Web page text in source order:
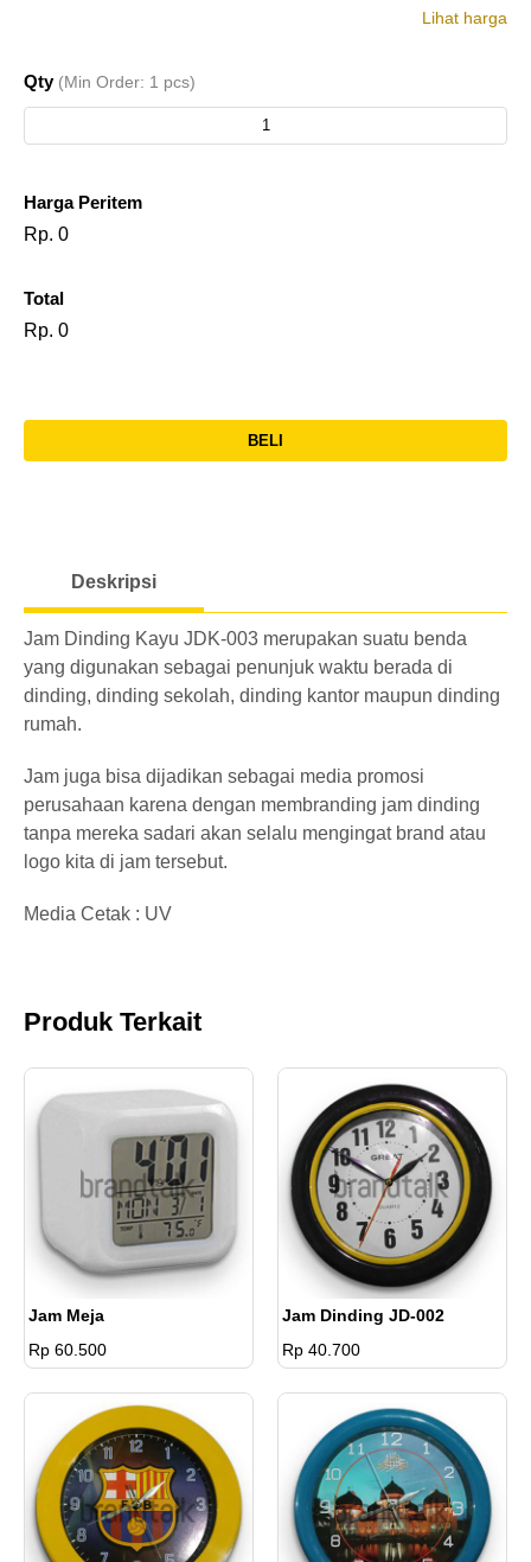
Lihat harga
UV
pcs
93.500
Qty (Min Order: 1 pcs)
Harga Peritem
Rp. 0
Total
Rp. 0
BELI
i
n
g
Deskripsi
Jam Dinding Kayu JDK-003 merupakan suatu benda
yang digunakan sebagai penunjuk waktu berada di
dinding, dinding sekolah, dinding kantor maupun dinding
rumah.
Jam juga bisa dijadikan sebagai media promosi
perusahaan karena dengan membranding jam dinding
tanpa mereka sadari akan selalu mengingat brand atau
logo kita di jam tersebut.
Media Cetak : UV
Produk Terkait
Jam Meja
Rp 60.500
Jam Dinding JD-002
Rp 40.700